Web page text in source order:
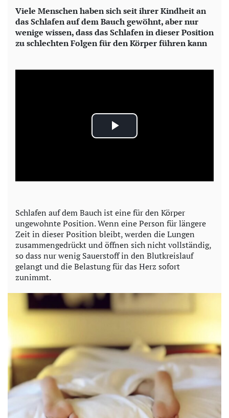
Viele Menschen haben sich seit ihrer Kindheit an
das Schlafen auf dem Bauch gewöhnt, aber nur
wenige wissen, dass das Schlafen in dieser Position
zu schlechten Folgen für den Körper führen kann
P
a
y
V
i
d
e
Schlafen auf dem Bauch ist eine für den Körper
ungewohnte Position. Wenn eine Person für längere
Zeit in dieser Position bleibt, werden die Lungen
zusammengedrückt und öffnen sich nicht vollständig,
so dass nur wenig Sauerstoff in den Blutkreislauf
gelangt und die Belastung für das Herz sofort
zunimmt.